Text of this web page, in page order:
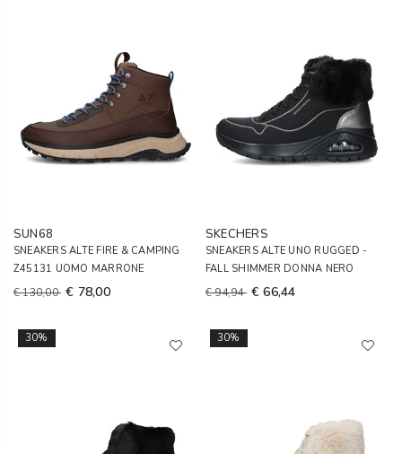
SUN68
SNEAKERS ALTE FIRE & CAMPING
Z45131 UOMO MARRONE
€ 130,00 € 78,00
SKECHERS
SNEAKERS ALTE UNO RUGGED -
FALL SHIMMER DONNA NERO
€ 94,94 € 66,44
30% 30%